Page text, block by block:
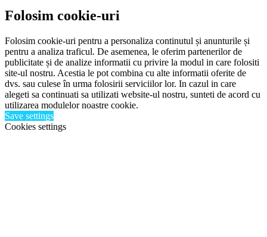
Folosim cookie-uri
Folosim cookie-uri pentru a personaliza continutul și anunturile și
pentru a analiza traficul. De asemenea, le oferim partenerilor de
publicitate și de analize informatii cu privire la modul in care folositi
site-ul nostru. Acestia le pot combina cu alte informatii oferite de
dvs. sau culese în urma folosirii serviciilor lor. In cazul in care
alegeti sa continuati sa utilizati website-ul nostru, sunteti de acord cu
utilizarea modulelor noastre cookie.
Save settings
Cookies settings